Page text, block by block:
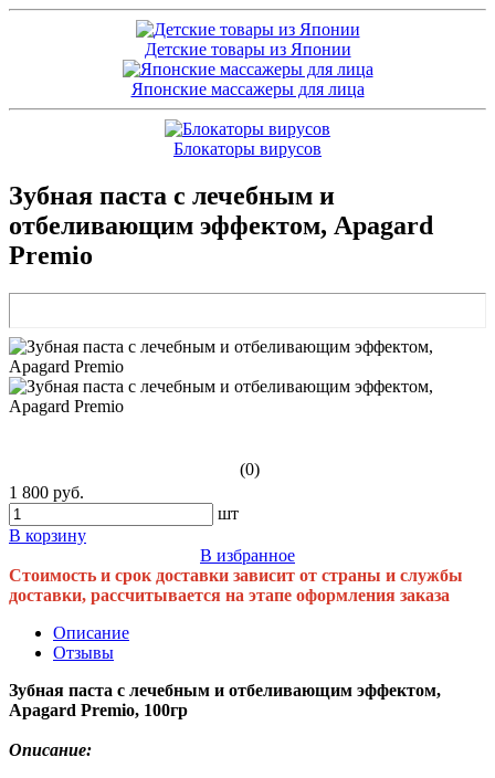
Детские товары из Японии
Японские массажеры для лица
Блокаторы вирусов
Зубная паста с лечебным и
отбеливающим эффектом, Apagard
Premio
(0)
1 800 руб.
шт
В корзину
В избранное
Стоимость и срок доставки зависит от страны и службы
доставки, рассчитывается на этапе оформления заказа
Описание
Отзывы
Зубная паста с лечебным и отбеливающим эффектом,
Apagard Premio, 100гр
Описание: